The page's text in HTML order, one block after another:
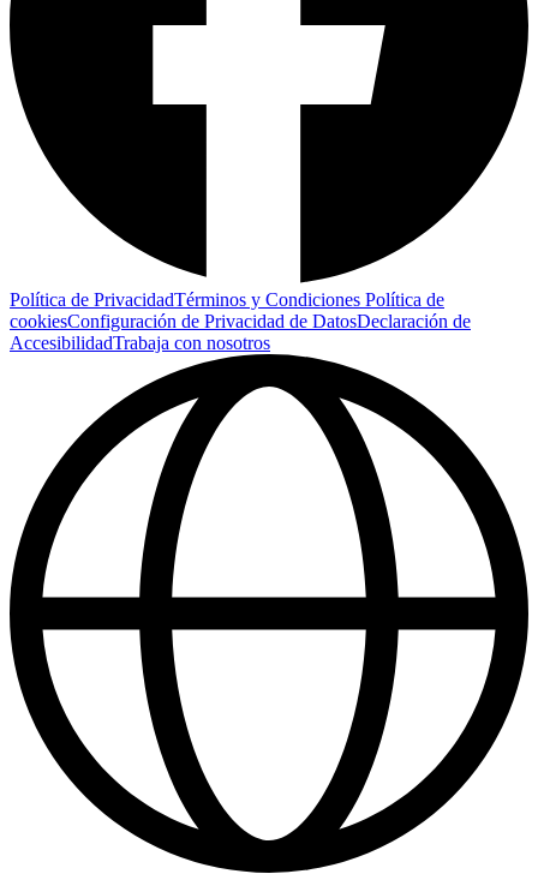
Política de PrivacidadTérminos y Condiciones Política de
cookiesConfiguración de Privacidad de DatosDeclaración de
AccesibilidadTrabaja con nosotros